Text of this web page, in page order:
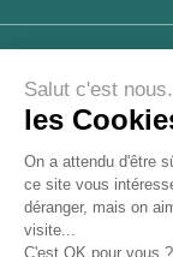
Qui sommes-
Mentions
Politique de
FAQ
Salut c'est
les
On a attendu d'être
ce site vous
déranger, mais on
visite...
C'est OK pour vous ?